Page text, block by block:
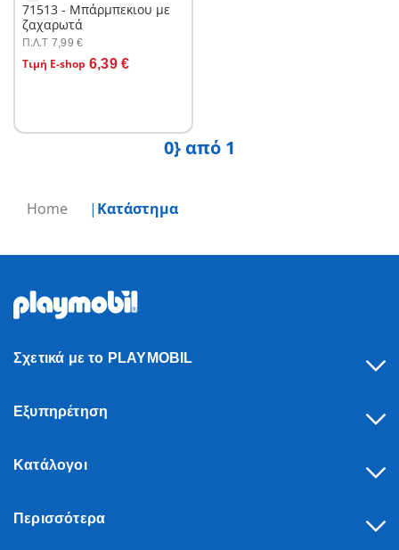
Home Κατάστημα
71513 - Μπάρμπεκιου με
ζαχαρωτά
Π.Λ.T 7,99 €
Τιμή E-shop 6,39 €
Στο καλάθι
0} από 1
Σχετικά με το PLAYMOBIL
Εξυπηρέτηση
Κατάλογοι
Περισσότερα